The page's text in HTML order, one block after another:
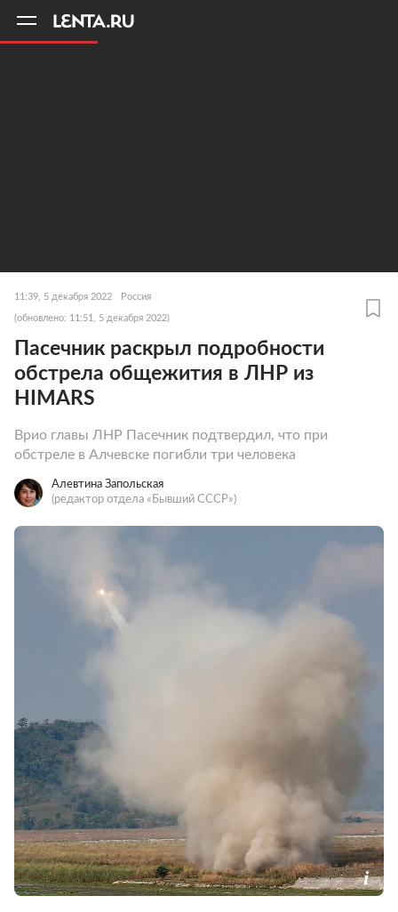
11:39, 5 декабря 2022 Россия
(обновлено: 11:51, 5 декабря 2022)
Пасечник раскрыл подробности
обстрела общежития в ЛНР из
HIMARS
Врио главы ЛНР Пасечник подтвердил, что при
обстреле в Алчевске погибли три человека
Алевтина Запольская
(редактор отдела «Бывший СССР»)